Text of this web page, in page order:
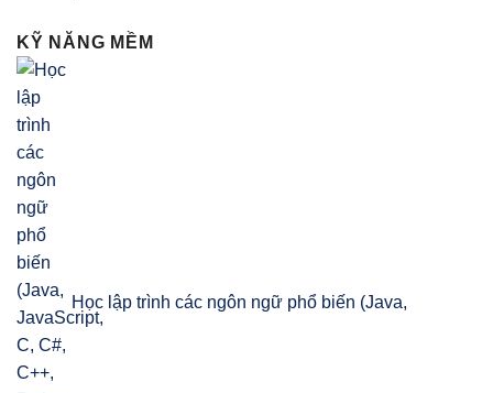
KỸ NĂNG MỀM
Học lập trình các ngôn ngữ phổ biến (Java,